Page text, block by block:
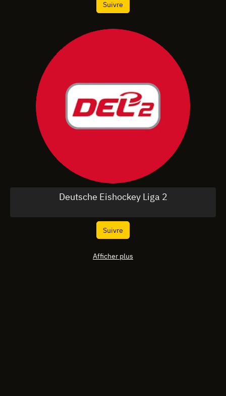
Suivre
Deutsche Eishockey Liga 2
Suivre
Afficher plus